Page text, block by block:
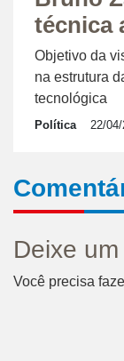
técnica
Objetivo da
na estrutura
tecnológica
Política 22/
Deixe
Você precisa